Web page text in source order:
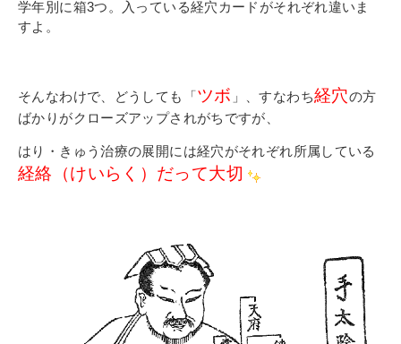
学年別に箱3つ。入っている経穴カードがそれぞれ違いま
すよ。
そんなわけで、どうしても「ツボ 」、すなわち経穴の方
ばかりがクローズアップされがちですが、
はり・きゅう治療の展開には経穴がそれぞれ所属している
経絡（けいらく）だって大切